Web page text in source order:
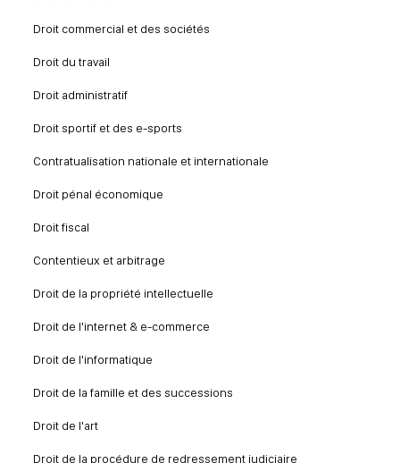
Droit commercial et des sociétés
Droit du travail
Droit administratif
Droit sportif et des e-sports
Contratualisation nationale et internationale
Droit pénal économique
Droit fiscal
Contentieux et arbitrage
Droit de la propriété intellectuelle
Droit de l'internet & e-commerce
Droit de l'informatique
Droit de la famille et des successions
Droit de l'art
Droit de la procédure de redressement judiciaire